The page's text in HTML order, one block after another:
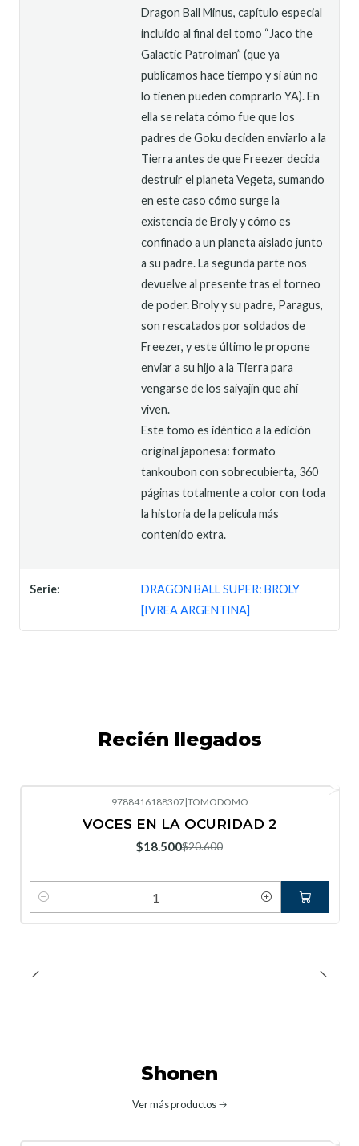
Dragon Ball Minus, capítulo especial
incluido al final del tomo “Jaco the
Galactic Patrolman” (que ya
publicamos hace tiempo y si aún no
lo tienen pueden comprarlo YA). En
ella se relata cómo fue que los
padres de Goku deciden enviarlo a la
Tierra antes de que Freezer decida
destruir el planeta Vegeta, sumando
en este caso cómo surge la
existencia de Broly y cómo es
confinado a un planeta aislado junto
a su padre. La segunda parte nos
devuelve al presente tras el torneo
de poder. Broly y su padre, Paragus,
son rescatados por soldados de
Freezer, y este último le propone
enviar a su hijo a la Tierra para
vengarse de los saiyajin que ahí
viven.
Este tomo es idéntico a la edición
original japonesa: formato
tankoubon con sobrecubierta, 360
páginas totalmente a color con toda
la historia de la película más
contenido extra.
Serie:
DRAGON BALL SUPER: BROLY
[IVREA ARGENTINA]
Recién llegados
9788416188307|TOMODOMO
VOCES EN LA OCURIDAD 2
$18.500$20.600
Cantidad
Shonen
Ver más productos